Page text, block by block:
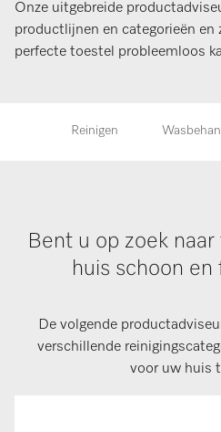
Onze uitgebreide
productlijnen en categorieën en
perfecte toestel probleemloos
Reinigen
Bent u op zoek
huis schoon en
De volgende
verschillende
voor uw huis